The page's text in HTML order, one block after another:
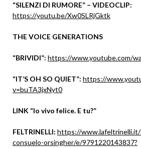
“SILENZI DI RUMORE” – VIDEOCLIP:
https://youtu.be/Xw0SLRjGktk
THE VOICE GENERATIONS
“BRIVIDI”: https://www.youtube.com/
“IT’S OH SO QUIET”: https://
v=buTA3jxNyt0
LINK “Io vivo felice. E tu?”
FELTRINELLI: https://
consuelo-orsingher/e/9791220143837?